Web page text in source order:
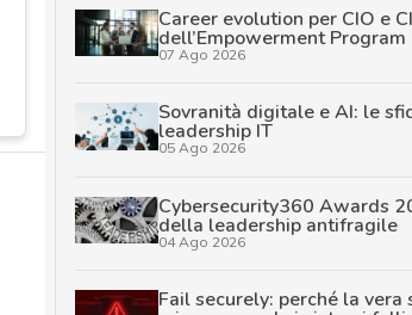
Career evolution per CIO e
dell’Empowerment
07 Ago 2026
Sovranità digitale e AI: le
leadership IT
05 Ago 2026
Cybersecurity360 Awards
della leadership antifragile
04 Ago 2026
Fail securely: perché la vera